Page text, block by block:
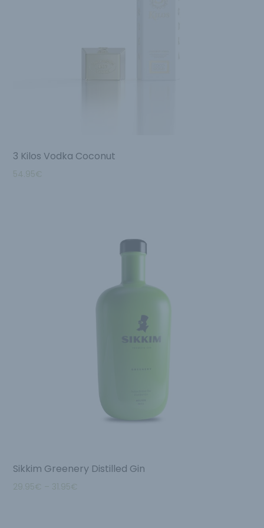
3 Kilos Vodka Coconut
54.95€
Sikkim Greenery Distilled Gin
29.95€ – 31.95€